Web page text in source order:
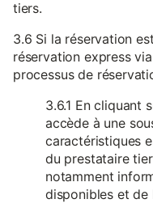
tiers.
3.6 Si la réservation
réservation express
processus de
3.6.1 En cliquant
accède à une
caractéristiques
du prestataire
notamment
disponibles et